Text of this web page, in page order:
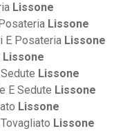
Lissone
Lissone
E Posateria Lissone
Lissone
Lissone
E Sedute Lissone
Lissone
Lissone